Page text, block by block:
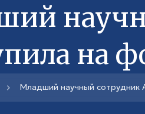
на
Младший научный сотрудник